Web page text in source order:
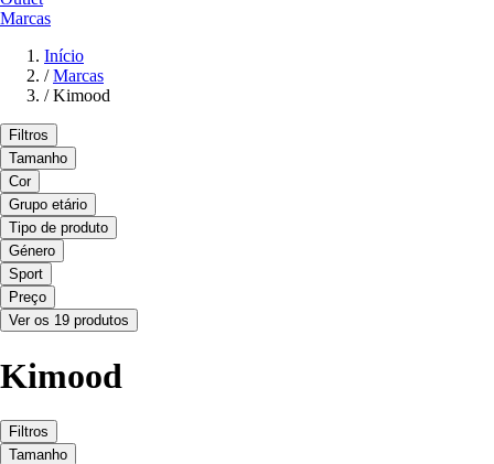
Marcas
Início
/ Marcas
/ Kimood
Filtros
Tamanho
Cor
Grupo etário
Tipo de produto
Género
Sport
Preço
Ver os 19 produtos
Kimood
Filtros
Tamanho